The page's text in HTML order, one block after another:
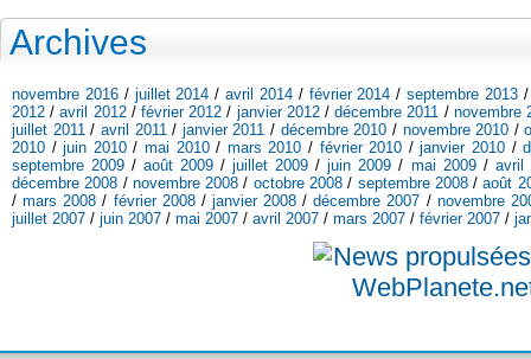
Archives
novembre 2016/ juillet 2014 /avril 2014/ février 2014 /septembre 2013
2012 /avril 2012/février 2012 / janvier 2012/décembre 2011 / novembre
juillet 2011/ avril 2011/ janvier 2011 / décembre 2010 / novembre 2010 /
2010 /juin 2010/mai 2010/ mars 2010 / février 2010 /janvier 2010 /
septembre 2009 /août 2009 /juillet 2009 /juin 2009 / mai 2009/ avril
décembre 2008 / novembre 2008 / octobre 2008/ septembre 2008/août
/mars 2008 / février 2008/ janvier 2008 /décembre 2007 / novembre
juillet 2007 / juin 2007 / mai 2007 / avril 2007 / mars 2007 / février 2007 /